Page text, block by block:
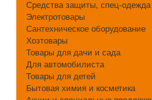
Средства защиты, спец-одежда
Электротовары
Сантехническое оборудование
Хозтовары
Товары для дачи и сада
Для автомобилиста
Товары для детей
Бытовая химия и косметика